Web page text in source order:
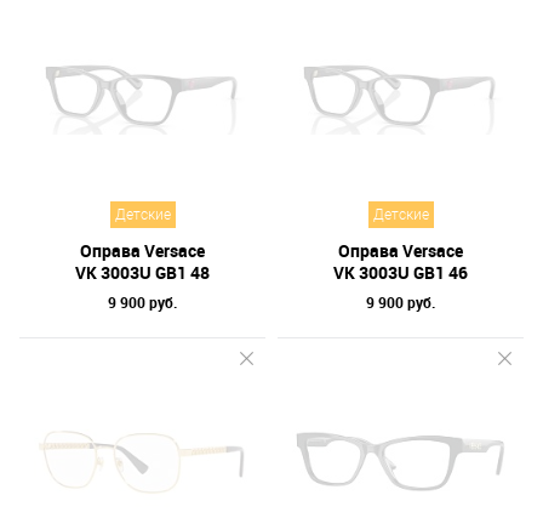
Детские
Оправа Versace
VK 3003U GB1 48
9 900 руб.
Детские
Оправа Versace
VK 3003U GB1 46
9 900 руб.